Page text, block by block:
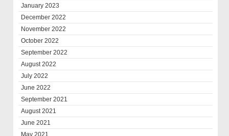
January 2023
December 2022
November 2022
October 2022
September 2022
August 2022
July 2022
June 2022
September 2021
August 2021
June 2021